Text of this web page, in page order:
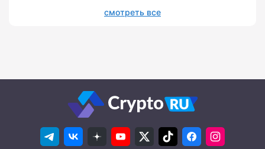
смотреть все